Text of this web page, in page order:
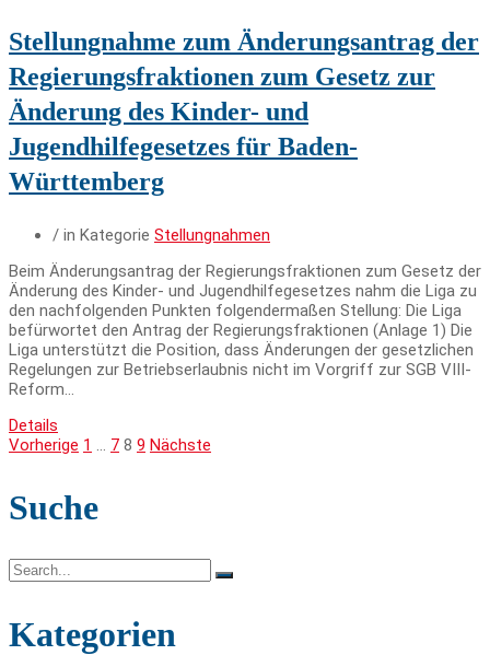
Stellungnahme zum Änderungsantrag der
Regierungsfraktionen zum Gesetz zur
Änderung des Kinder- und
Jugendhilfegesetzes für Baden-
Württemberg
/ in Kategorie Stellungnahmen
Beim Änderungsantrag der Regierungsfraktionen zum Gesetz der
Änderung des Kinder- und Jugendhilfegesetzes nahm die Liga zu
den nachfolgenden Punkten folgendermaßen Stellung: Die Liga
befürwortet den Antrag der Regierungsfraktionen (Anlage 1) Die
Liga unterstützt die Position, dass Änderungen der gesetzlichen
Regelungen zur Betriebserlaubnis nicht im Vorgriff zur SGB VIII-
Reform…
Details
Seitennummerierung
der
Beiträge
Vorherige 1 … 7 8 9 Nächste
Suche
Search
for:
Kategorien